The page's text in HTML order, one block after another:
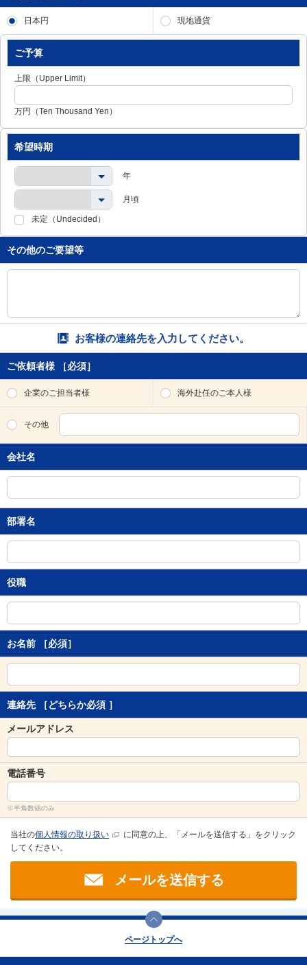
に
移
動
日本円 現地通貨
ご予算
上限（Upper Limit）
万円（Ten Thousand Yen）
希望時期
年
月頃
未定（Undecided）
その他のご要望等
お客様の連絡先を入力してください。
ご依頼者様 ［必須］
企業のご担当者様 海外赴任のご本人様
その他
会社名
部署名
役職
お名前 ［必須］
連絡先 ［どちらか必須 ］
メールアドレス
電話番号
※半角数値のみ
当社の個人情報の取り扱い
に同意の上、「メールを送信する」をクリック
してください。
メールを送信する
ページトップへ